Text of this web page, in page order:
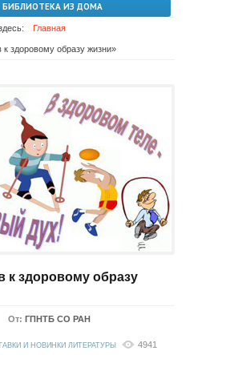
БИБЛИОТЕКА ИЗ ДОМА
Главная
к здоровому образу жизни»
к здоровому образу
От: ГПНТБ СО РАН
И НОВИНКИ ЛИТЕРАТУРЫ 4941